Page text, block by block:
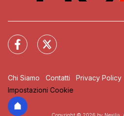
Chi Siamo Contatti Privacy Policy
Impostazioni Cookie